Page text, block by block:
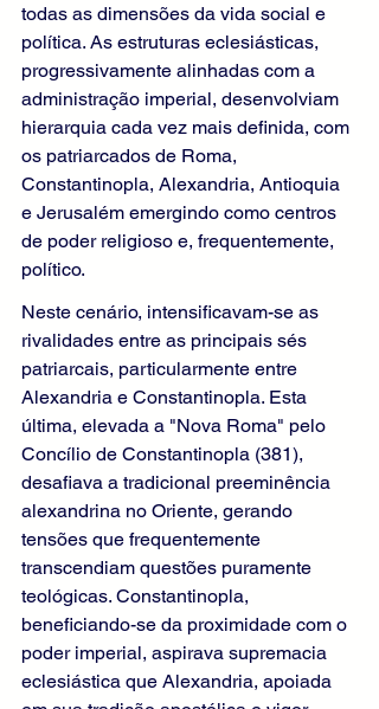
todas as dimensões da vida social e
política. As estruturas eclesiásticas,
progressivamente alinhadas com a
administração imperial, desenvolviam
hierarquia cada vez mais definida, com
os patriarcados de Roma,
Constantinopla, Alexandria, Antioquia
e Jerusalém emergindo como centros
de poder religioso e, frequentemente,
político.
Neste cenário, intensificavam-se as
rivalidades entre as principais sés
patriarcais, particularmente entre
Alexandria e Constantinopla. Esta
última, elevada a "Nova Roma" pelo
Concílio de Constantinopla (381),
desafiava a tradicional preeminência
alexandrina no Oriente, gerando
tensões que frequentemente
transcendiam questões puramente
teológicas. Constantinopla,
beneficiando-se da proximidade com o
poder imperial, aspirava supremacia
eclesiástica que Alexandria, apoiada